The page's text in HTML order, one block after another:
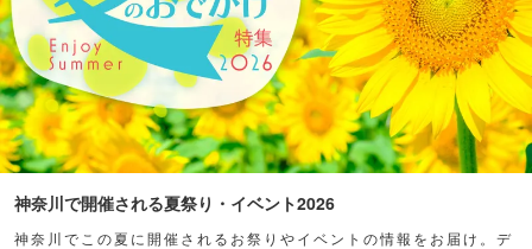
神奈川で開催される夏祭り・イベント2026
神奈川でこの夏に開催されるお祭りやイベントの情報をお届け。デ